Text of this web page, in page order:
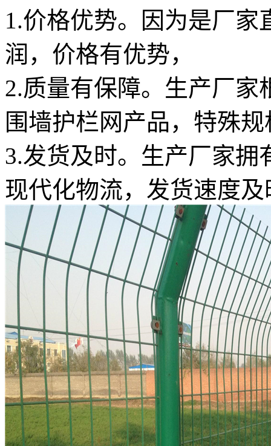
1.价格优势。因为是厂
润，价格有优势，
2.质量有保障。生产厂
围墙护栏网产品，特殊
3.发货及时。生产厂家
现代化物流，发货速度及